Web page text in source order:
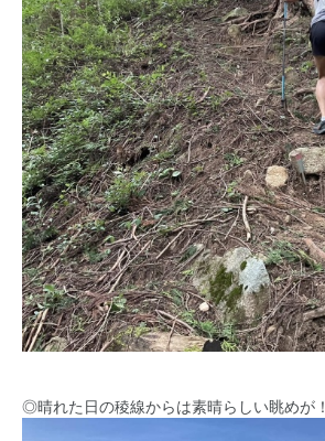
◎晴れた日の稜線からは素晴らしい眺めが！